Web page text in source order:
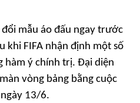
mẫu áo đấu ngay trước
khi FIFA nhận định một số
hàm ý chính trị. Đại diện
vòng bảng bằng cuộc
13/6.